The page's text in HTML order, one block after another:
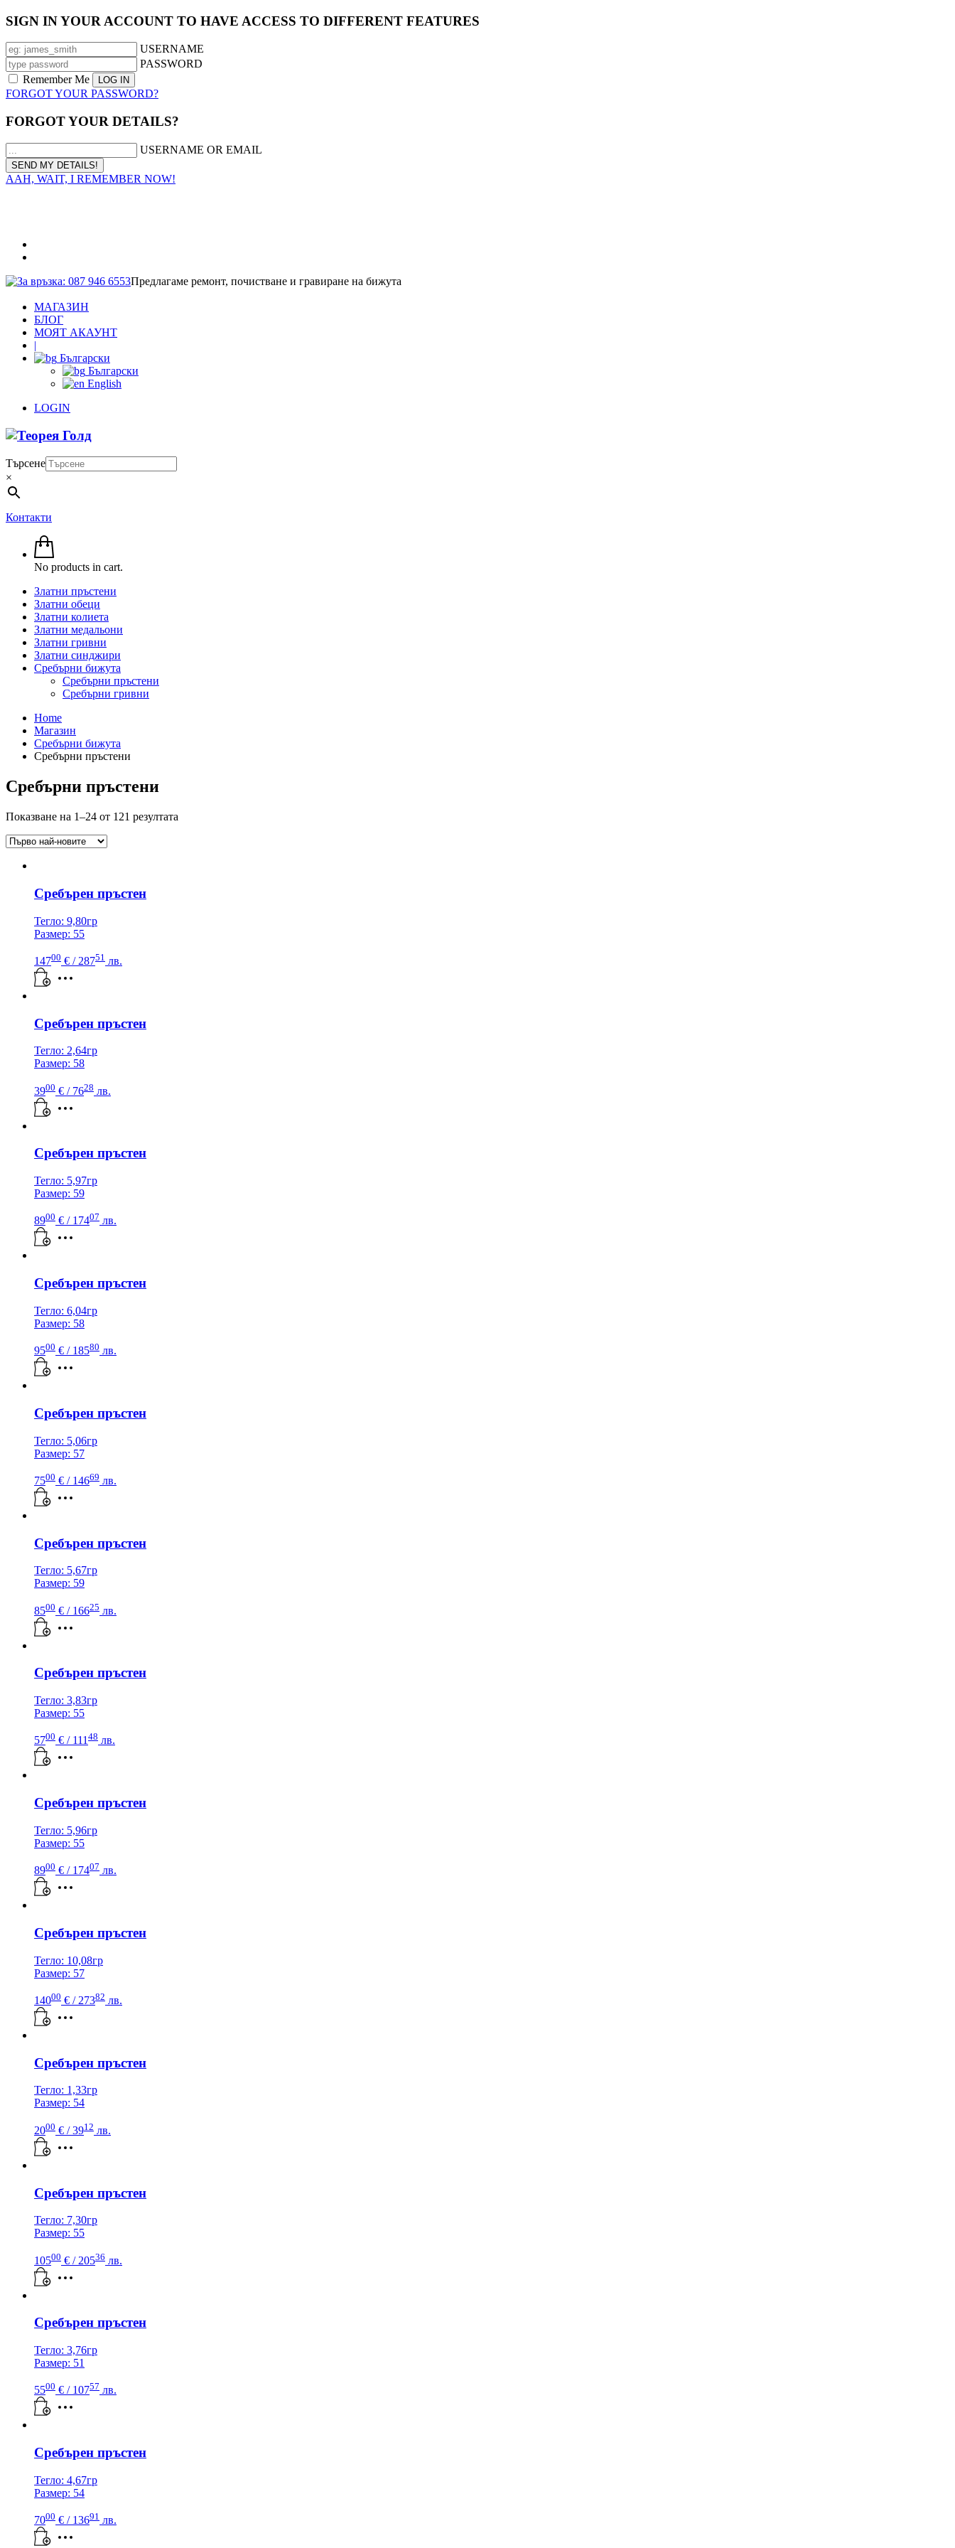
SIGN IN YOUR ACCOUNT TO HAVE ACCESS TO DIFFERENT FEATURES
USERNAME
PASSWORD
Remember Me
FORGOT YOUR PASSWORD?
FORGOT YOUR DETAILS?
USERNAME OR EMAIL
AAH, WAIT, I REMEMBER NOW!
За връзка: 087 946 6553Предлагаме ремонт, почистване и гравиране на бижута
МАГАЗИН
БЛОГ
МОЯТ АКАУНТ
|
Български
Български
English
LOGIN
Търсене
×
Контакти
No products in cart.
Златни пръстени
Златни обеци
Златни колиета
Златни медальони
Златни гривни
Златни синджири
Сребърни бижута
Сребърни пръстени
Сребърни гривни
Home
Магазин
Сребърни бижута
Сребърни пръстени
Сребърни пръстени
Показване на 1–24 от 121 резултата
Сребърен пръстен
Тегло: 9,80гр
Размер: 55
14700 € / 28751 лв.
Сребърен пръстен
Тегло: 2,64гр
Размер: 58
3900 € / 7628 лв.
Сребърен пръстен
Тегло: 5,97гр
Размер: 59
8900 € / 17407 лв.
Сребърен пръстен
Тегло: 6,04гр
Размер: 58
9500 € / 18580 лв.
Сребърен пръстен
Тегло: 5,06гр
Размер: 57
7500 € / 14669 лв.
Сребърен пръстен
Тегло: 5,67гр
Размер: 59
8500 € / 16625 лв.
Сребърен пръстен
Тегло: 3,83гр
Размер: 55
5700 € / 11148 лв.
Сребърен пръстен
Тегло: 5,96гр
Размер: 55
8900 € / 17407 лв.
Сребърен пръстен
Тегло: 10,08гр
Размер: 57
14000 € / 27382 лв.
Сребърен пръстен
Тегло: 1,33гр
Размер: 54
2000 € / 3912 лв.
Сребърен пръстен
Тегло: 7,30гр
Размер: 55
10500 € / 20536 лв.
Сребърен пръстен
Тегло: 3,76гр
Размер: 51
5500 € / 10757 лв.
Сребърен пръстен
Тегло: 4,67гр
Размер: 54
7000 € / 13691 лв.